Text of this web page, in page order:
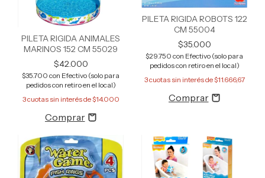
PILETA RIGIDA ANIMALES
MARINOS 152 CM 55029
$42.000
$35.700 con Efectivo (solo para
pedidos con retiro en el local)
3cuotas sin interés de$14.000
PILETA RIGIDA ROBOTS 122
CM 55004
$35.000
$29.750 con Efectivo (solo para
pedidos con retiro en el local)
3cuotas sin interés de$11.666,67